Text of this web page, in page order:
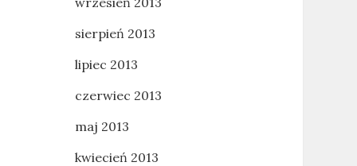
sierpień 2013
lipiec 2013
czerwiec 2013
maj 2013
kwiecień 2013